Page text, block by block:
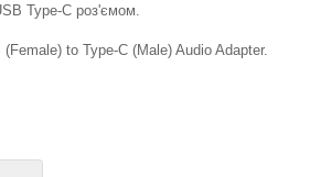
Type-C роз'ємом.
to Type-C (Male) Audio Adapter.